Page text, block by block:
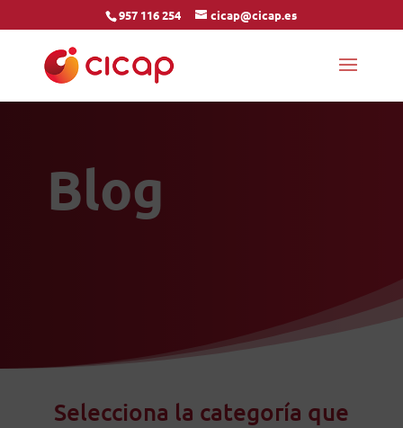
957 116 254 cicap@cicap.es
Blog
Selecciona la categoría que